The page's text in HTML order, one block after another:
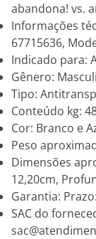
abandona! vs.
Informações
67715636,
Indicado para:
Gênero:
Tipo:
Conteúdo kg:
Cor: Branco e
Peso
Dimensões
12,20cm,
Garantia:
SAC do